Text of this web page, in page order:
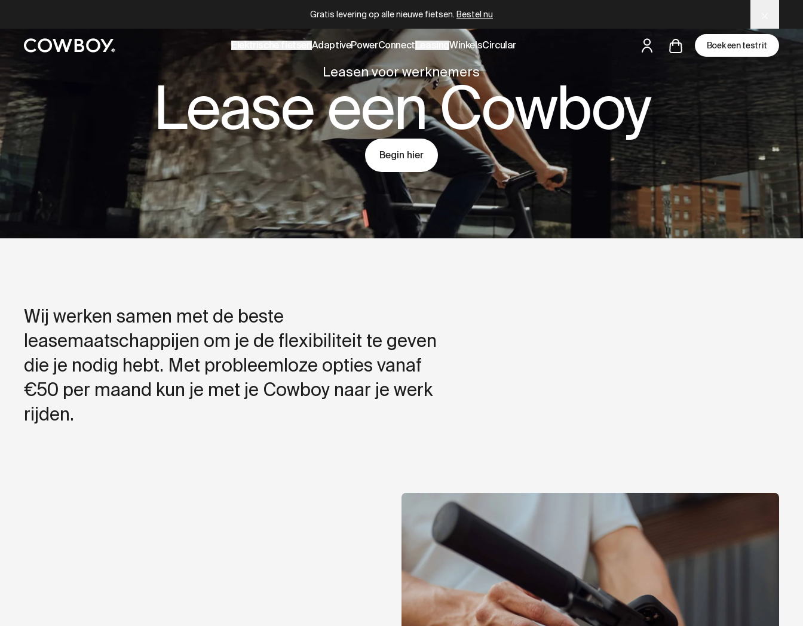
Circular gecertificeerd refurbishedvanaf€ 2.399
AdaptivePowerConnect WinkelsCircular Boek een testrit
een testride is dichtbij
een testride is dichtbij
Leasen voor werknemers
Lease een Cowboy
Begin hier
Wij werken samen met de beste
leasemaatschappijen om je de flexibiliteit te geven
die je nodig hebt. Met probleemloze opties vanaf
€50 per maand kun je met je Cowboy naar je werk
rijden.